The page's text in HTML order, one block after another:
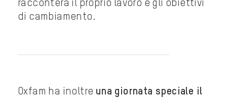
racconterà il proprio lavoro e gli obiettivi
di cambiamento.
Oxfam ha inoltre una giornata speciale il